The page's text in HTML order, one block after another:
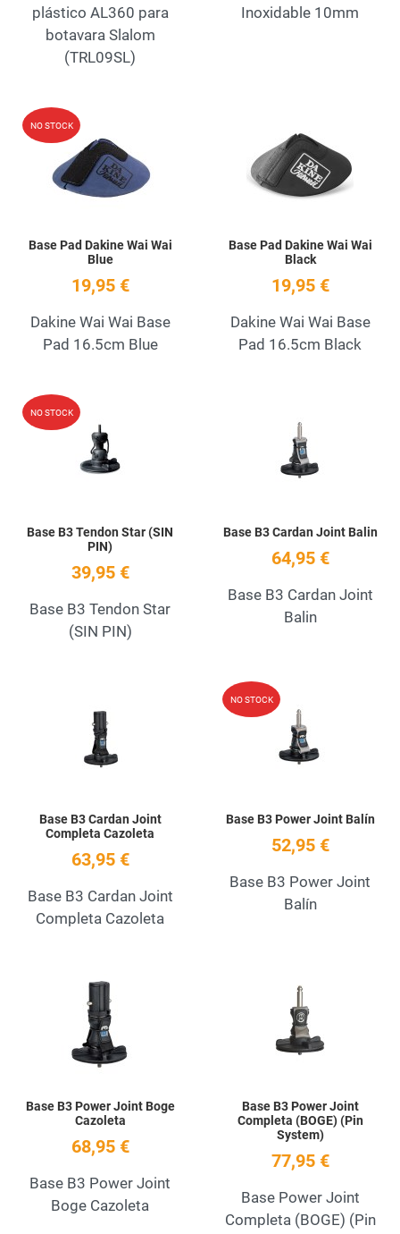
plástico AL360 para
botavara Slalom
(TRL09SL)
Inoxidable 10mm
NO STOCK
Quick View
Base Pad Dakine Wai Wai
Blue
19,95 €
Dakine Wai Wai Base
Pad 16.5cm Blue
Base Pad Dakine Wai Wai
Black
19,95 €
Dakine Wai Wai Base
Pad 16.5cm Black
NO STOCK
Base B3 Tendon Star (SIN
PIN)
39,95 €
Base B3 Tendon Star
(SIN PIN)
Base B3 Cardan Joint Balin
64,95 €
Base B3 Cardan Joint
Balin
Add to Wishlist
Base B3 Cardan Joint
Completa Cazoleta
63,95 €
Base B3 Cardan Joint
Completa Cazoleta
NO STOCK
Base B3 Power Joint Balín
52,95 €
Base B3 Power Joint
Balín
Base B3 Power Joint Boge
Cazoleta
68,95 €
Base B3 Power Joint
Boge Cazoleta
Base B3 Power Joint
Completa (BOGE) (Pin
System)
77,95 €
Base Power Joint
Completa (BOGE) (Pin